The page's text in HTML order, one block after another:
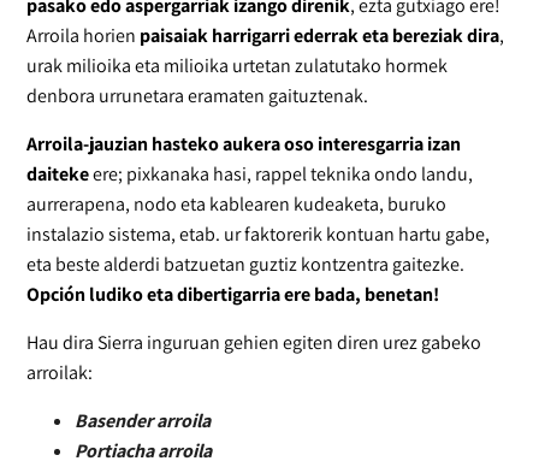
pasako edo aspergarriak izango direnik, ezta gutxiago ere!
Arroila horien paisaiak harrigarri ederrak eta bereziak dira,
urak milioika eta milioika urtetan zulatutako hormek
denbora urrunetara eramaten gaituztenak.
Arroila-jauzian hasteko aukera oso interesgarria izan
daitekeere; pixkanaka hasi, rappel teknika ondo landu,
aurrerapena, nodo eta kablearen kudeaketa, buruko
instalazio sistema, etab. ur faktorerik kontuan hartu gabe,
eta beste alderdi batzuetan guztiz kontzentra gaitezke.
Opción ludiko eta dibertigarria ere bada, benetan!
Hau dira Sierra inguruan gehien egiten diren urez gabeko
arroilak:
Basender arroila
Portiacha arroila